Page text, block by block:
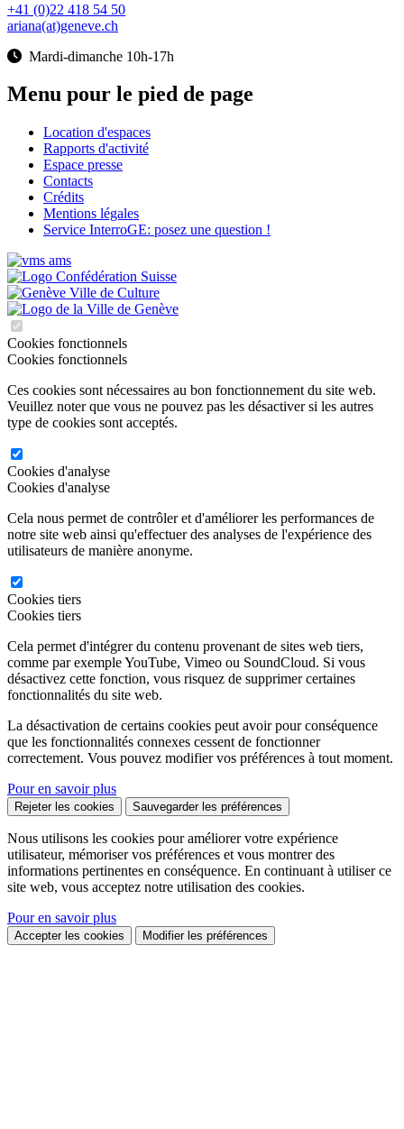
+41 (0)22 418 54 50
ariana(at)geneve.ch
Mardi-dimanche 10h-17h
Menu pour le pied de page
Location d'espaces
Rapports d'activité
Espace presse
Contacts
Crédits
Mentions légales
Service InterroGE: posez une question !
Cookies fonctionnels
Cookies fonctionnels
Ces cookies sont nécessaires au bon fonctionnement du site web.
Veuillez noter que vous ne pouvez pas les désactiver si les autres
type de cookies sont acceptés.
Cookies d'analyse
Cookies d'analyse
Cela nous permet de contrôler et d'améliorer les performances de
notre site web ainsi qu'effectuer des analyses de l'expérience des
utilisateurs de manière anonyme.
Cookies tiers
Cookies tiers
Cela permet d'intégrer du contenu provenant de sites web tiers,
comme par exemple YouTube, Vimeo ou SoundCloud. Si vous
désactivez cette fonction, vous risquez de supprimer certaines
fonctionnalités du site web.
La désactivation de certains cookies peut avoir pour conséquence
que les fonctionnalités connexes cessent de fonctionner
correctement. Vous pouvez modifier vos préférences à tout moment.
Pour en savoir plus
Rejeter les cookies Sauvegarder les préférences
Nous utilisons les cookies pour améliorer votre expérience
utilisateur, mémoriser vos préférences et vous montrer des
informations pertinentes en conséquence. En continuant à utiliser ce
site web, vous acceptez notre utilisation des cookies.
Pour en savoir plus
Accepter les cookies Modifier les préférences